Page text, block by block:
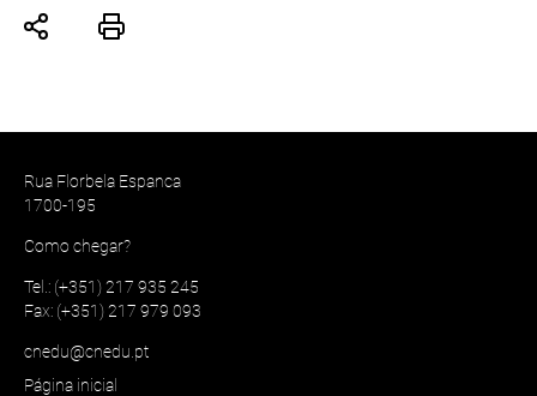
Rua Florbela Espanca
1700-195
Como chegar?
Tel.: (+351) 217 935 245
Fax: (+351) 217 979 093
cnedu@cnedu.pt
Página inicial